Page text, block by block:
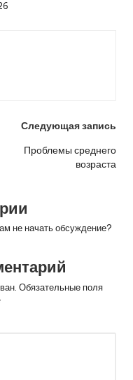
Следующая запись
Проблемы среднего
возраста
не начать обсуждение?
Обязательные поля